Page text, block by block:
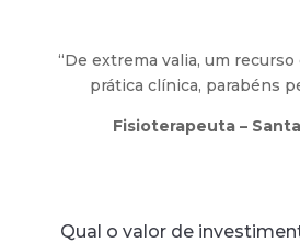
“De extrema valia, um
prática clínica, parabéns
Fisioterapeuta –
Qual o valor de